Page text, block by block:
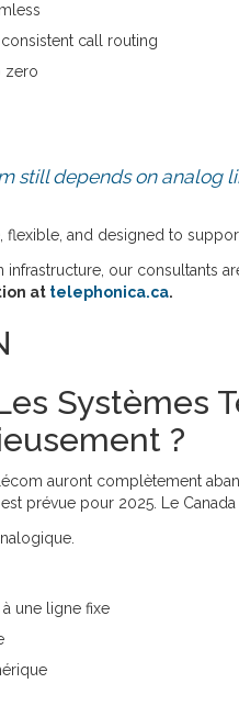
call routing
zero
still depends on analog
and designed to
our consultants
at telephonica.ca.
Systèmes
?
auront complètement
prévue pour 2025. Le
une ligne fixe